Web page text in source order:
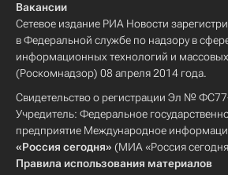
Вакансии
Сетевое издание РИА Новости
в Федеральной службе по надзору в
информационных технологий и
(Роскомнадзор) 08 апреля 2014 года.
Свидетельство о регистрации Эл №
Учредитель: Федеральное
предприятие Международное
«Россия сегодня» (МИА «Россия
Правила использования материалов